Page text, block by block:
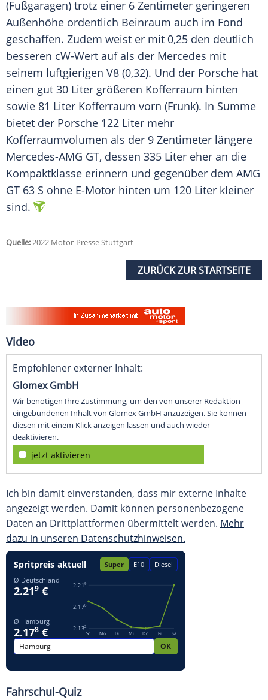
(Fußgaragen) trotz einer 6 Zentimeter geringeren
Außenhöhe ordentlich Beinraum auch im Fond
geschaffen. Zudem weist er mit 0,25 den deutlich
besseren cW-Wert auf als der Mercedes mit
seinem luftgierigen V8 (0,32). Und der Porsche hat
einen gut 30 Liter größeren Kofferraum hinten
sowie 81 Liter Kofferraum vorn (Frunk). In Summe
bietet der Porsche 122 Liter mehr
Kofferraumvolumen als der 9 Zentimeter längere
Mercedes-AMG GT, dessen 335 Liter eher an die
Kompaktklasse erinnern und gegenüber dem AMG
GT 63 S ohne E-Motor hinten um 120 Liter kleiner
sind.
Quelle:2022 Motor-Presse Stuttgart
ZURÜCK ZUR STARTSEITE
Video
Empfohlener externer Inhalt:
Glomex GmbH
Wir benötigen Ihre Zustimmung, um den von unserer Redaktion
eingebundenen Inhalt von Glomex GmbH anzuzeigen. Sie können
diesen mit einem Klick anzeigen lassen und auch wieder
deaktivieren.
jetzt aktivieren
Ich bin damit einverstanden, dass mir externe Inhalte
angezeigt werden. Damit können personenbezogene
Daten an Drittplattformen übermittelt werden. Mehr
dazu in unseren Datenschutzhinweisen.
Fahrschul-Quiz